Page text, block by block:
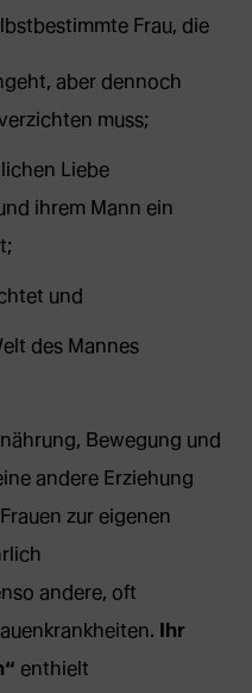
Frau, die
aber dennoch
muss;
Liebe
ihrem Mann ein
und
des Mannes
Bewegung und
andere Erziehung
zur eigenen
andere, oft
Ihr
enthielt